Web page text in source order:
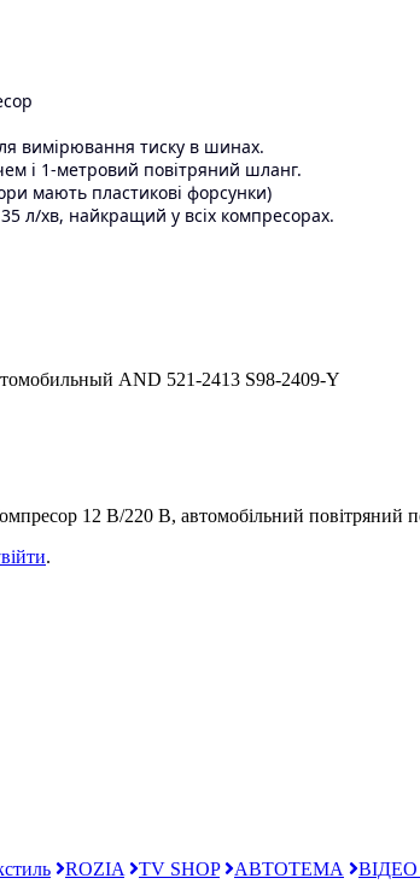
вимірювання тиску в шинах.
і 1-метровий повітряний шланг.
мають пластикові форсунки)
л/хв, найкращий у всіх компресорах.
AND 521-2413 S98-2409-Y
12 В/220 В, автомобільний повітряний
.
ROZIA TV SHOP АВТОТЕМА